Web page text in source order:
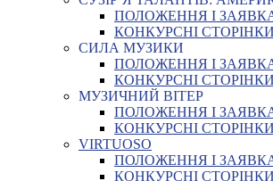
ПОЛОЖЕННЯ І
КОНКУРСНІ СТОРІНКИ
СИЛА МУЗИКИ
ПОЛОЖЕННЯ І
КОНКУРСНІ СТОРІНКИ
МУЗИЧНИЙ ВІТЕР
ПОЛОЖЕННЯ І
КОНКУРСНІ СТОРІНКИ
VIRTUOSO
ПОЛОЖЕННЯ І
КОНКУРСНІ СТОРІНКИ